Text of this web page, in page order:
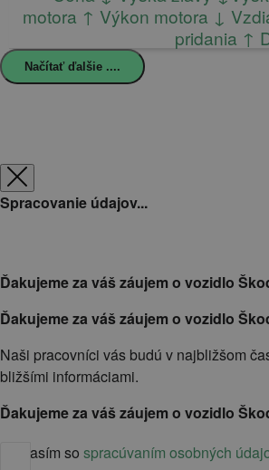
motora ↑ Výkon motora ↓
pridania ↑
Načítať ďalšie ....
Spracovanie údajov...
Ďakujeme za váš záujem o vozidlo
Ďakujeme za váš záujem o vozidlo
Naši pracovníci vás budú v najbližšom
bližšími informáciami.
Ďakujeme za váš záujem o vozidlo
Súhlasím so spracúvaním osobných